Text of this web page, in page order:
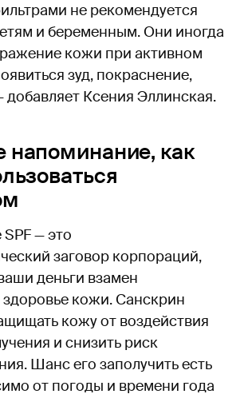
не рекомендуется
и беременным. Они иногда
кожи при активном
зуд, покраснение,
добавляет Ксения Эллинская.
напоминание, как
— это
заговор корпораций,
деньги взамен
кожи. Санскрин
кожу от воздействия
и снизить риск
Шанс его заполучить есть
от погоды и времени года